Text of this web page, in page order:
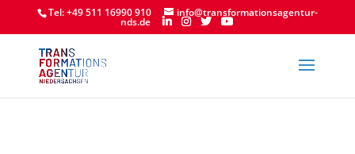
Tel: +49 511 16990 910 info@transformationsagentur-
nds.de